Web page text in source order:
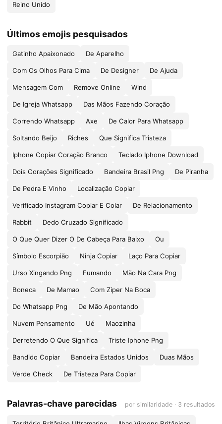
Reino Unido
Últimos emojis pesquisados
Gatinho Apaixonado De Aparelho
Com Os Olhos Para Cima De Designer De Ajuda
Mensagem Com Remove Online Wind
De Igreja Whatsapp Das Mãos Fazendo Coração
Correndo Whatsapp Axe De Calor Para Whatsapp
Soltando Beijo Riches Que Significa Tristeza
Iphone Copiar Coração Branco Teclado Iphone Download
Dois Corações Significado Bandeira Brasil Png De Piranha
De Pedra E Vinho Localização Copiar
Verificado Instagram Copiar E Colar De Relacionamento
Rabbit Dedo Cruzado Significado
O Que Quer Dizer O De Cabeça Para Baixo Ou
Símbolo Escorpião Ninja Copiar Laço Para Copiar
Urso Xingando Png Fumando Mão Na Cara Png
Boneca De Mamao Com Ziper Na Boca
Do Whatsapp Png De Mão Apontando
Nuvem Pensamento Ué Maozinha
Derretendo O Que Significa Triste Iphone Png
Bandido Copiar Bandeira Estados Unidos Duas Mãos
Verde Check De Tristeza Para Copiar
Palavras-chave parecidas por similaridade · 3 resultados